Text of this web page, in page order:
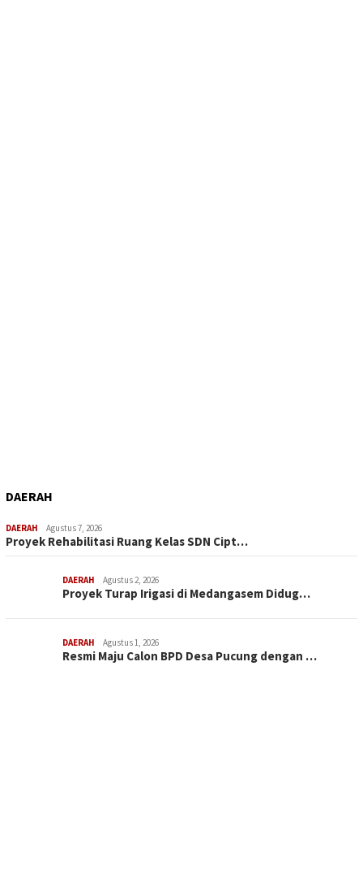
DAERAH
DAERAH Agustus 7, 2026
Proyek Rehabilitasi Ruang Kelas SDN Cipt…
DAERAH Agustus 2, 2026
Proyek Turap Irigasi di Medangasem Didug…
DAERAH Agustus 1, 2026
Resmi Maju Calon BPD Desa Pucung dengan …